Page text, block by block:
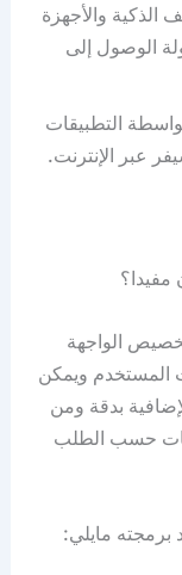
الذكية والأجهزة
الوصول إلى
التطبيقات
عبر الإنترنت.
الواجهة
المستخدم ويمكن
بدقة ومن
حسب الطلب
برمجته مايلي: